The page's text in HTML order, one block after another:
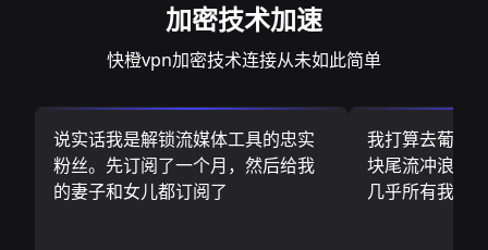
加密技术加速
快橙vpn加密技术连接从未如此简单
说实话我是解锁流媒体工具的忠实
粉丝。先订阅了一个月，然后给我
的妻子和女儿都订阅了
我打算去葡萄
块尾流冲浪板
几乎所有我需